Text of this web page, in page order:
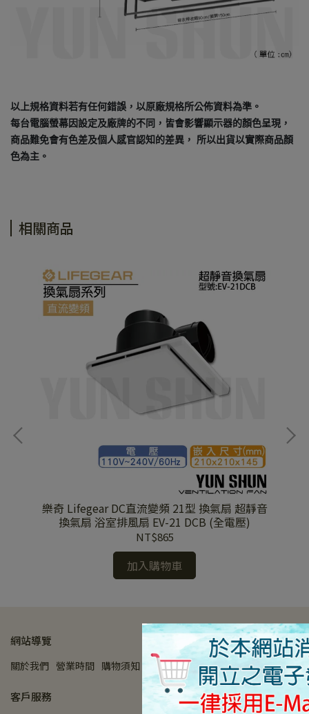
以上規格資料若有任何錯誤，以原廠規格所公佈資料為準。
每台電腦螢幕因設定及廠牌的不同，皆會影響顯示器的顏色呈現，
商品難免會有色差及個人感官認知的差異， 所以出貨以實際商品顏
色為主。
相關商品
樂奇 Lifegear DC直流變頻 21型 換氣扇 超靜音
換氣扇 浴室排風扇 EV-21 DCB (全電壓)
NT$865
加入購物車
網站導覽
關於我們 營業時間 購物須知 付款方式 退款政策
客戶服務